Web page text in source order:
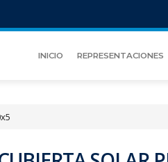
INICIO REPRESENTACIONES